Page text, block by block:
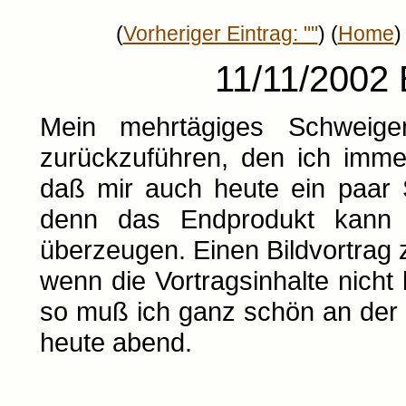
(Vorheriger Eintrag: "") (Home)
11/11/2002
Mein mehrtägiges
zurückzuführen, den ich
daß mir auch heute ein paar
denn das Endprodukt
überzeugen. Einen
wenn die Vortragsinhalte
so muß ich ganz schön an
heute abend.